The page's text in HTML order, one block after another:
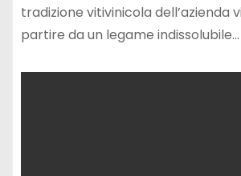
tradizione vitivinicola dell’azienda
partire da un legame indissolubile…